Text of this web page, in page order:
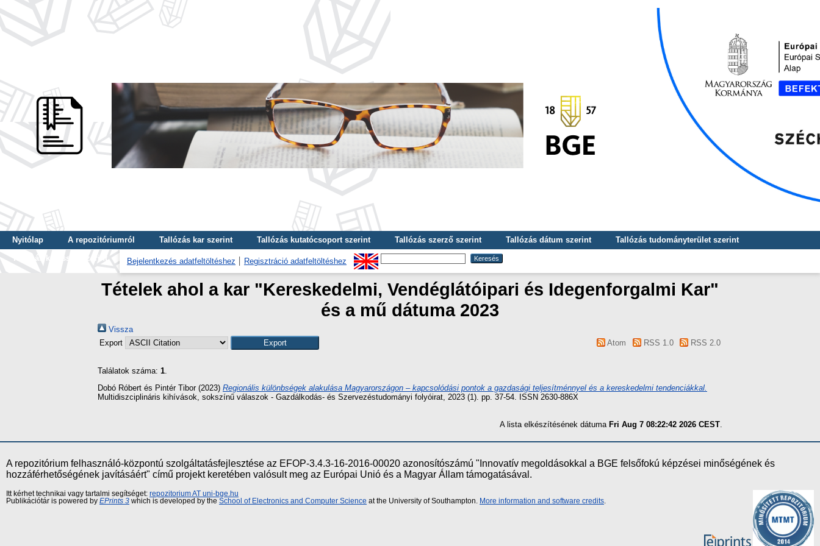
Nyitólap A repozitóriumról Tallózás kar szerint Tallózás kutatócsoport szerint Tallózás szerző szerint Tallózás dátum szerint
Tallózás tudományterület szerint
Tallózás kulcsszó szerint
Bejelentkezés adatfeltöltéshez Regisztráció adatfeltöltéshez
Tételek ahol a kar "Kereskedelmi, Vendéglátóipari és Idegenforgalmi Kar"
és a mű dátuma 2023
Vissza
Export
Atom RSS 1.0 RSS 2.0
Találatok száma: 1.
Dobó Róbert és Pintér Tibor(2023) Regionális különbségek alakulása Magyarországon – kapcsolódási pontok a gazdasági teljesítménnyel és a kereskedelmi tendenciákkal.
Multidiszciplináris kihívások, sokszínű válaszok - Gazdálkodás- és Szervezéstudományi folyóirat, 2023 (1). pp. 37-54. ISSN 2630-886X
A lista elkészítésének dátuma Fri Aug 7 08:22:42 2026 CEST
A repozitórium felhasználó-központú szolgáltatásfejlesztése az EFOP-3.4.3-16-2016-00020 azonosítószámú "Innovatív megoldásokkal a BGE felsőfokú képzései minőségének és
hozzáférhetőségének javításáért" című projekt keretében valósult meg az Európai Unió és a Magyar Állam támogatásával.
Itt kérhet technikai vagy tartalmi segítséget: repozitorium AT uni-bge.hu
Publikációtár is powered by EPrints 3 which is developed by the School of Electronics and Computer Science at the University of Southampton. More information and software credits